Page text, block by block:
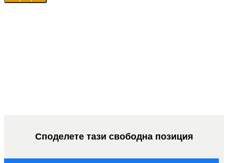
Споделете тази свободна позиция